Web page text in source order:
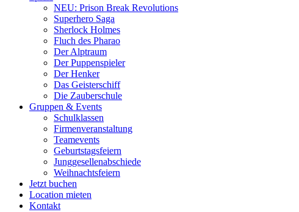
NEU: Prison Break Revolutions
Superhero Saga
Sherlock Holmes
Fluch des Pharao
Der Alptraum
Der Puppenspieler
Der Henker
Das Geisterschiff
Die Zauberschule
Gruppen & Events
Schulklassen
Firmenveranstaltung
Teamevents
Geburtstagsfeiern
Junggesellenabschiede
Weihnachtsfeiern
Jetzt buchen
Location mieten
Kontakt